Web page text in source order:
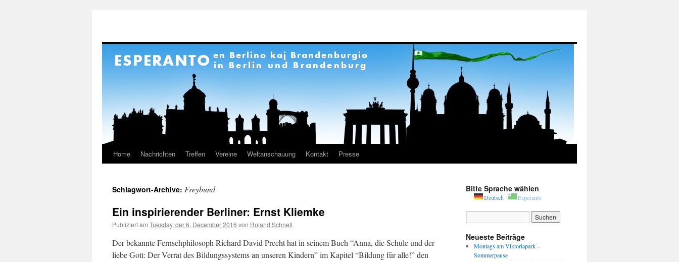
Springe
Inhalt
Home Nachrichten Treffen Vereine Weltanschauung Kontakt Presse
Schlagwort-Archive: Freybund
Ein inspirierender Berliner: Ernst Kliemke
Publiziert am Tuesday, der 6. December 2016 von Roland Schnell
Der bekannte Fernsehphilosoph Richard David Precht hat in seinem Buch “Anna, die Schule und der
liebe Gott: Der Verrat des Bildungssystems an unseren Kindern” im Kapitel “Bildung für alle!” den
Bitte Sprache wählen
Deutsch Esperanto
Neueste Beiträge
Montags am Viktoriapark –
Sommerpause